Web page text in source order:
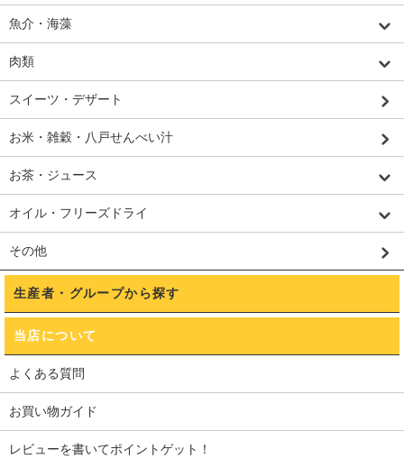
魚介・海藻
肉類
スイーツ・デザート
お米・雑穀・八戸せんべい汁
お茶・ジュース
オイル・フリーズドライ
その他
生産者・グループから探す
当店について
よくある質問
お買い物ガイド
レビューを書いてポイントゲット！